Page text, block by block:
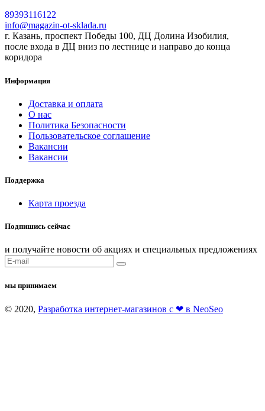
89393116122
info@magazin-ot-sklada.ru
г. Казань, проспект Победы 100, ДЦ Долина Изобилия,
после входа в ДЦ вниз по лестнице и направо до конца
коридора
Информация
Доставка и оплата
О нас
Политика Безопасности
Пользовательское соглашение
Вакансии
Вакансии
Поддержка
Карта проезда
Подпишись сейчас
и получайте новости об акциях и специальных предложениях
мы принимаем
© 2020, Разработка интернет-магазинов с ❤ в NeoSeo